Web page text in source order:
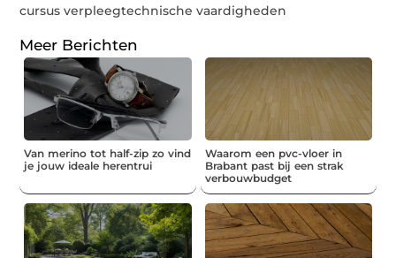
cursus verpleegtechnische vaardigheden
Meer Berichten
Van merino tot half-zip zo vind
je jouw ideale herentrui
Waarom een pvc-vloer in
Brabant past bij een strak
verbouwbudget